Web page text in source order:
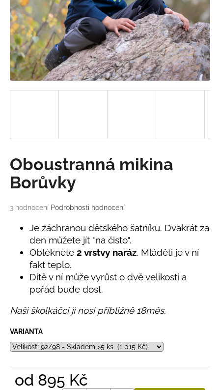
Průměrné
produktu
hvězdiček.
3 hodnocení Podrobnosti hodnocení
Oboustranná mikina
Borůvky
Je záchranou dětského šatníku. Dvakrát za
den můžete jít "na čisto".
Obléknete 2 vrstvy naráz. Mláděti je v ní
fakt teplo.
Dítě v ní může vyrůst o dvě velikosti a
pořád bude dost.
Naši školkáčci ji nosí přibližně 18měs.
VARIANTA
od 895 Kč
a
j
í
t
?
D
o
p
o
u
LETNÍ
RYCHLESCHNOUCÍ
ŽLUTÉ
695
Kč